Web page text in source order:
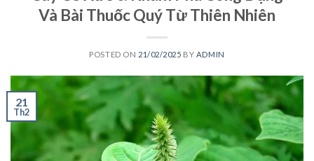
Và Bài Thuốc Quý Từ Thiên Nhiên
POSTED ON 21/02/2025 BY ADMIN
21
Th2